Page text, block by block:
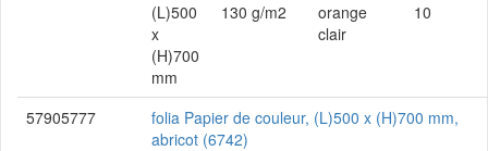
(L)500
x
(H)700
mm
130 g/m2
orange
clair
10
57905777
folia Papier de couleur, (L)500 x (H)700 mm,
abricot (6742)